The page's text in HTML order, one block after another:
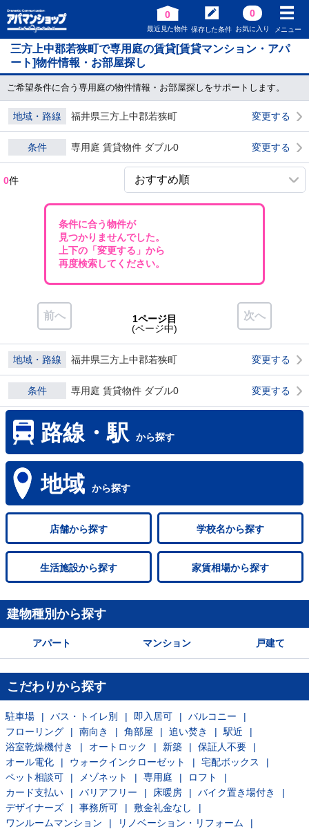
0
最近見た物件 保存した条件
0
お気に入り メニュー
三方上中郡若狭町で専用庭の賃貸[賃貸マンション・アパ
ート]物件情報・お部屋探し
ご希望条件に合う専用庭の物件情報・お部屋探しをサポートします。
地域・路線 福井県三方上中郡若狭町 変更する
条件 専用庭 賃貸物件 ダブル0 変更する
0件
条件に合う物件が
見つかりませんでした。
上下の「変更する」から
再度検索してください。
前へ 次へ
1ページ目
(ページ中)
地域・路線 福井県三方上中郡若狭町 変更する
条件 専用庭 賃貸物件 ダブル0 変更する
路線・駅 から探す
地域 から探す
店舗から探す 学校名から探す
生活施設から探す 家賃相場から探す
建物種別から探す
アパート マンション 戸建て
こだわりから探す
駐車場 バス・トイレ別 即入居可
バルコニー
フローリング
南向き 角部屋 追い焚き
駅近
浴室乾燥機付き
オートロック 新築
保証人不要
オール電化
ウォークインクローゼット
宅配ボックス
ペット相談可
メゾネット 専用庭
ロフト
カード支払い
バリアフリー 床暖房
バイク置き場付き
デザイナーズ
事務所可
敷金礼金なし
ワンルームマンション
リノベーション・リフォーム